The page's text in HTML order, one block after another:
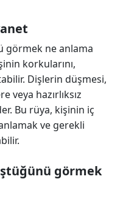
görmek ne anlama
korkularını,
Dişlerin düşmesi,
veya hazırlıksız
Bu rüya, kişinin iç
ve gerekli
görmek